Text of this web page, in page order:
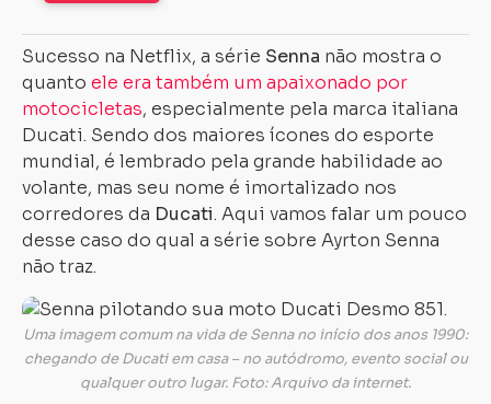
Sucesso na Netflix, a série Senna não mostra o
quanto ele era também um apaixonado por
motocicletas, especialmente pela marca italiana
Ducati. Sendo dos maiores ícones do esporte
mundial, é lembrado pela grande habilidade ao
volante, mas seu nome é imortalizado nos
corredores da Ducati. Aqui vamos falar um pouco
desse caso do qual a série sobre Ayrton Senna
não traz.
Uma imagem comum na vida de Senna no início dos anos 1990:
chegando de Ducati em casa – no autódromo, evento social ou
qualquer outro lugar. Foto: Arquivo da internet.